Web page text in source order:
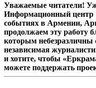
Уважаемые читатели!
Информационный центр
событиях в Армении,
продолжаем эту работу
которым небезразличны
независимая
и хотите, чтобы
можете поддержать